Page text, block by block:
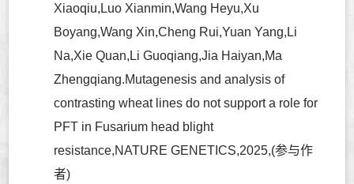
Xiaoqiu,Luo Xianmin,Wang Heyu,Xu
Boyang,Wang Xin,Cheng Rui,Yuan Yang,Li
Na,Xie Quan,Li Guoqiang,Jia Haiyan,Ma
Zhengqiang.Mutagenesis and analysis of
contrasting wheat lines do not support a role for
PFT in Fusarium head blight
resistance,NATURE GENETICS,2025,(参与作
者)